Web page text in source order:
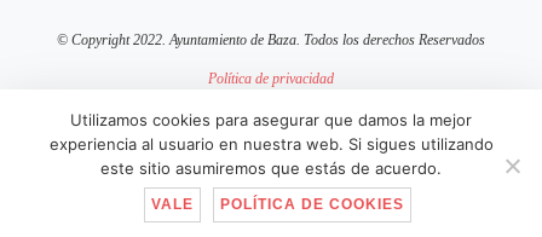
© Copyright 2022. Ayuntamiento de Baza. Todos los derechos Reservados
Política de privacidad
Política de cookies
sitio web mantenido porpixelcero.com
IR ARRIBA
Utilizamos cookies para asegurar que damos la mejor
experiencia al usuario en nuestra web. Si sigues utilizando
este sitio asumiremos que estás de acuerdo.
VALE POLÍTICA DE COOKIES